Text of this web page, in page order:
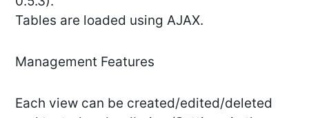
Tables are loaded using AJAX.
Management Features
Each view can be created/edited/deleted